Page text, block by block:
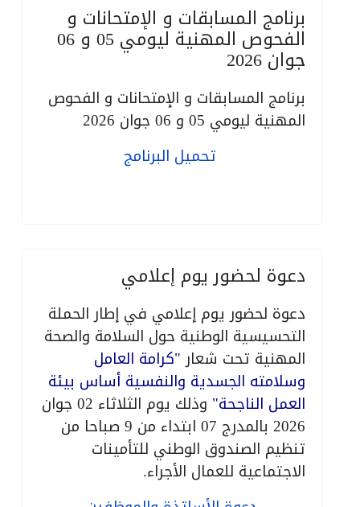
برنامج المسابقات و الإمتحانات و
الفحوص المهنية ليومي 05 و 06
جوان 2026
برنامج المسابقات و الإمتحانات و الفحوص
المهنية ليومي 05 و 06 جوان
2026
تحميل البرنامج
دعوة لحضور يوم إعلامي
دعوة لحضور يوم إعلامي في إطار الحملة
التحسيسية الوطنية حول السلامة والصحة
المهنية تحت شعار"كرامة العامل
وسلامته الجسدية والنفسية أساس بيئة
العمل الناجحة"
وذلك يوم الثلاثاء 02 جوان
2026 بالمدرج 07 ابتداء من 9 صباحا من
تنظيم الصندوق الوطني للتأمينات
الاجتماعية للعمال الأجراء.